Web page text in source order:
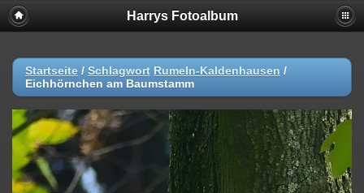
Harrys Fotoalbum
Startseite / Schlagwort Rumeln-Kaldenhausen /
Eichhörnchen am Baumstamm